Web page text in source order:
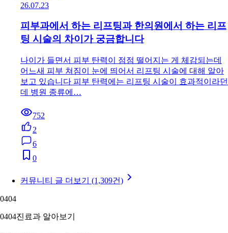
26.07.23
피부과에서 하는 리프팅과 한의원에서 하는 리프
팅 시술의 차이가 궁금합니다
나이가 들면서 피부 탄력이 점점 떨어지는 게 체감되는데
어느새 피부 쳐짐이 눈에 띄어서 리프팅 시술에 대해 알아
보고 있습니다 피부 탄력에는 리프팅 시술이 효과적이라던
데 병원 종류에…
752
2
6
0
커뮤니티 글 더보기 (1,309건)
0404
0404진료과 알아보기